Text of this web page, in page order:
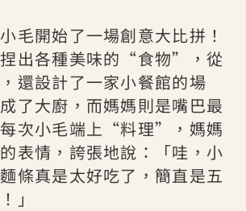
毛開始了一場創意大比拼！
出各種美味的“食物”，從
還設計了一家小餐館的場
了大廚，而媽媽則是嘴巴最
次小毛端上“料理”，媽媽
表情，誇張地說：「哇，小
條真是太好吃了，簡直是五
」